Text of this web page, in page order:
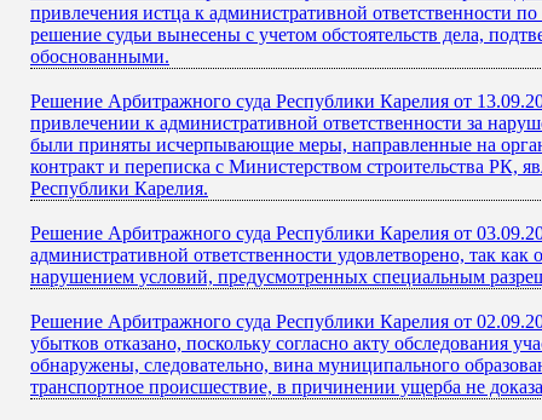
привлечения истца к административной ответственности
решение судьи вынесены с учетом обстоятельств дела,
обоснованными.
Решение Арбитражного суда Республики Карелия от
привлечении к административной ответственности за
были приняты исчерпывающие меры, направленные на
контракт и переписка с Министерством строительства РК,
Республики Карелия.
Решение Арбитражного суда Республики Карелия от
административной ответственности удовлетворено, так
нарушением условий, предусмотренных специальным
Решение Арбитражного суда Республики Карелия от
убытков отказано, поскольку согласно акту обследования
обнаружены, следовательно, вина муниципального
транспортное происшествие, в причинении ущерба не